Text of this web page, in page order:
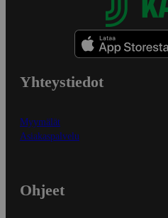
Yhteystiedot
Myymälät
Asiakaspalvelu
Ohjeet